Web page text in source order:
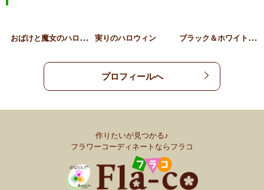
お
ばけと魔女のハロウィンリ… 実りのハロウィン ブ
ラック＆ホワイトフェザー…
プロフィールへ
作りたいが見つかる♪
フラワーコーディネートならフラコ